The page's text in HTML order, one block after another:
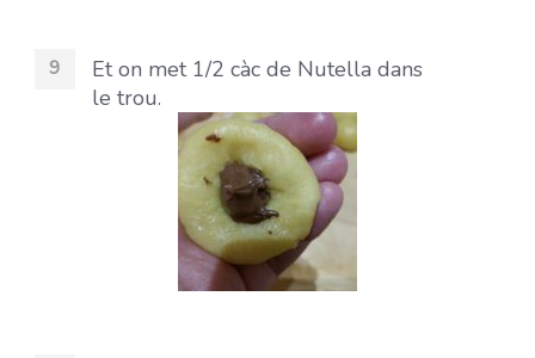
Et on met 1/2 càc de Nutella dans
le trou.